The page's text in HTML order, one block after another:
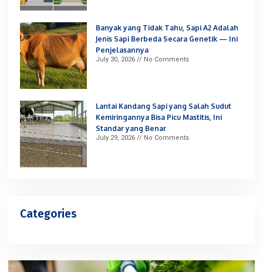
Banyak yang Tidak Tahu, Sapi A2 Adalah
Jenis Sapi Berbeda Secara Genetik — Ini
Penjelasannya
July 30, 2026 No Comments
Lantai Kandang Sapi yang Salah Sudut
Kemiringannya Bisa Picu Mastitis, Ini
Standar yang Benar
July 29, 2026 No Comments
Categories